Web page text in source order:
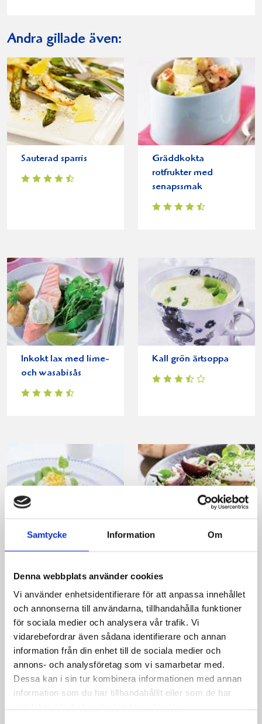
Samtycke Information Om
Denna webbplats använder cookies
Vi använder enhetsidentifierare för att anpassa innehållet
och annonserna till användarna, tillhandahålla funktioner
för sociala medier och analysera vår trafik. Vi
vidarebefordrar även sådana identifierare och annan
information från din enhet till de sociala medier och
annons- och analysföretag som vi samarbetar med.
Dessa kan i sin tur kombinera informationen med annan
information som du har tillhandahållit eller som de har
Andra gillade även:
Sauterad sparris
Gräddkokta
rotfrukter med
senapssmak
Inkokt lax med lime-
och wasabisås
Kall grön ärtsoppa
ägg
Produkter i receptet: